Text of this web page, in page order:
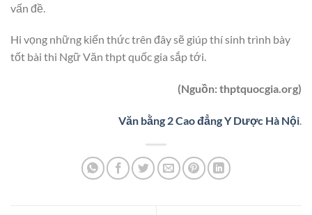
vấn đề.
Hi vọng những kiến thức trên đây sẽ giúp thí sinh trình bày
tốt bài thi Ngữ Văn thpt quốc gia sắp tới.
(Nguồn: thptquocgia.org)
Văn bằng 2 Cao đẳng Y Dược Hà Nội.